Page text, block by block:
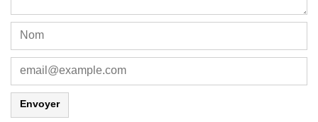
Envoyer